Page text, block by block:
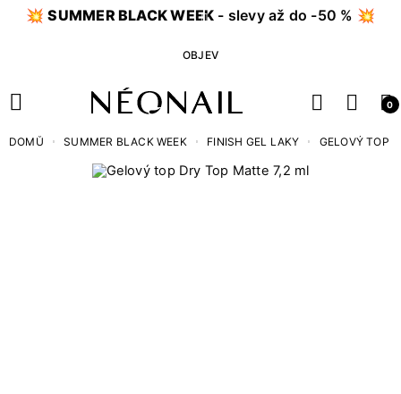
💥SUMMER BLACK WEEK - slevy až do -50 % 💥
OBJEV
0
DOMŮ SUMMER BLACK WEEK FINISH GEL LAKY GELOVÝ TOP